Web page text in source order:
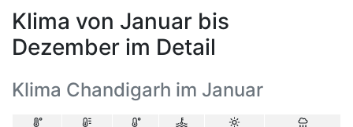
Klima von Januar bis
Dezember im Detail
Klima Chandigarh im Januar